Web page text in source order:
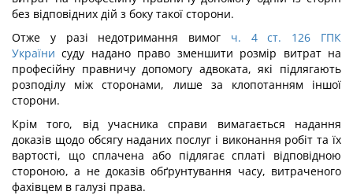
без відповідних дій з боку такої сторони.
Отже у разі недотримання вимог ч. 4 ст. 126 ГПК
України суду надано право зменшити розмір витрат на
професійну правничу допомогу адвоката, які підлягають
розподілу між сторонами, лише за клопотанням іншої
сторони.
Крім того, від учасника справи вимагається надання
доказів щодо обсягу наданих послуг і виконання робіт та їх
вартості, що сплачена або підлягає сплаті відповідною
стороною, а не доказів обґрунтування часу, витраченого
фахівцем в галузі права.